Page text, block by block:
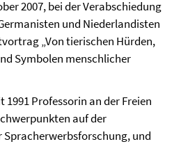
2007, bei der Verabschiedung
und Niederlandisten
„Von tierischen Hürden,
Symbolen menschlicher
1991 Professorin an der Freien
auf der
und